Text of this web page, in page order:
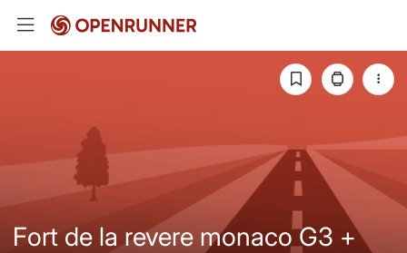
Fort de la revere monaco G3 +